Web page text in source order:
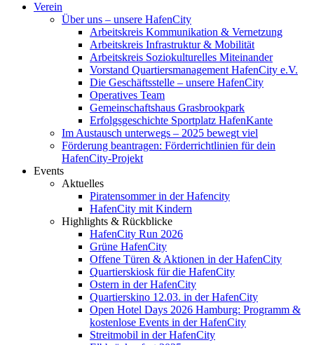
Verein
Über uns – unsere HafenCity
Arbeitskreis Kommunikation & Vernetzung
Arbeitskreis Infrastruktur & Mobilität
Arbeitskreis Soziokulturelles Miteinander
Vorstand Quartiersmanagement HafenCity e.V.
Die Geschäftsstelle – unsere HafenCity
Operatives Team
Gemeinschaftshaus Grasbrookpark
Erfolgsgeschichte Sportplatz HafenKante
Im Austausch unterwegs – 2025 bewegt viel
Förderung beantragen: Förderrichtlinien für dein
HafenCity-Projekt
Events
Aktuelles
Piratensommer in der Hafencity
HafenCity mit Kindern
Highlights & Rückblicke
HafenCity Run 2026
Grüne HafenCity
Offene Türen & Aktionen in der HafenCity
Quartierskiosk für die HafenCity
Ostern in der HafenCity
Quartierskino 12.03. in der HafenCity
Open Hotel Days 2026 Hamburg: Programm &
kostenlose Events in der HafenCity
Streitmobil in der HafenCity